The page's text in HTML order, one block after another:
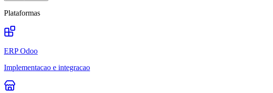
Plataformas
ERP Odoo
Implementacao e integracao